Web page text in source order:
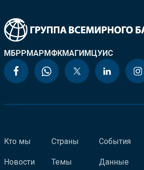
МБРРМАРМФКМАГИМЦУИС
Кто мы
Новости
Страны
Темы
События
Данные